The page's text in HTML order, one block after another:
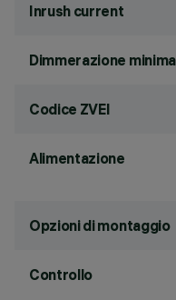
Inrush current
Dimmerazione minima
Codice ZVEI
Alimentazione
Opzioni di montaggio
Controllo